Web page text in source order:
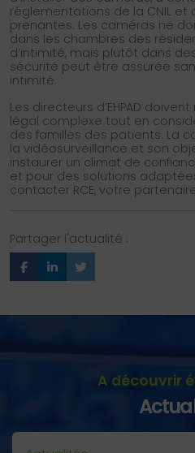
réglementations de la CNIL et
prenantes. Les caméras ne
dans les chambres des
d’intimité, mais plutôt dans
sécurité peut être assurée
intimité.
Les directeurs d’EHPAD
légal complexe tout en
des familles des patients. La
la vidéosurveillance et son
instaurer un climat de
et pour des solutions
contacter RCE, votre
Partager l'actualité :
A découvrir